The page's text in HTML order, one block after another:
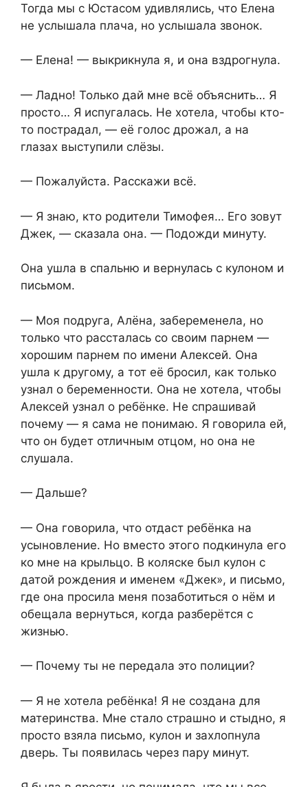
Тогда мы с Юстасом удивлялись, что Елена
не услышала плача, но услышала звонок.
— Елена! — выкрикнула я, и она вздрогнула.
— Ладно! Только дай мне всё объяснить… Я
просто… Я испугалась. Не хотела, чтобы кто-
то пострадал, — её голос дрожал, а на
глазах выступили слёзы.
— Пожалуйста. Расскажи всё.
— Я знаю, кто родители Тимофея… Его зовут
Джек, — сказала она. — Подожди минуту.
Она ушла в спальню и вернулась с кулоном и
письмом.
— Моя подруга, Алёна, забеременела, но
только что рассталась со своим парнем —
хорошим парнем по имени Алексей. Она
ушла к другому, а тот её бросил, как только
узнал о беременности. Она не хотела, чтобы
Алексей узнал о ребёнке. Не спрашивай
почему — я сама не понимаю. Я говорила ей,
что он будет отличным отцом, но она не
слушала.
— Дальше?
— Она говорила, что отдаст ребёнка на
усыновление. Но вместо этого подкинула его
ко мне на крыльцо. В коляске был кулон с
датой рождения и именем «Джек», и письмо,
где она просила меня позаботиться о нём и
обещала вернуться, когда разберётся с
жизнью.
— Почему ты не передала это полиции?
— Я не хотела ребёнка! Я не создана для
материнства. Мне стало страшно и стыдно, я
просто взяла письмо, кулон и захлопнула
дверь. Ты появилась через пару минут.